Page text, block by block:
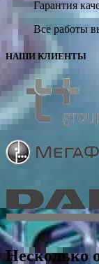
Гарантия
Все работы
НАШИ КЛИЕНТЫ
Несколько